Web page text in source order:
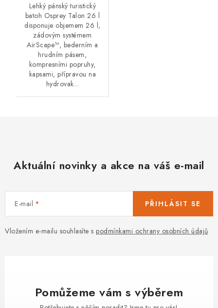
Lehký pánský turistický
batoh Osprey Talon 26 l
disponuje objemem 26 l,
zádovým systémem
AirScape™, bederním a
hrudním pásem,
kompresními popruhy,
kapsami, přípravou na
hydrovak...
Aktuální novinky a akce na váš e-mail
E-mail
Vložením e-mailu souhlasíte s podmínkami ochrany osobních údajů
PŘIHLÁSIT SE
Pomůžeme vám s výběrem